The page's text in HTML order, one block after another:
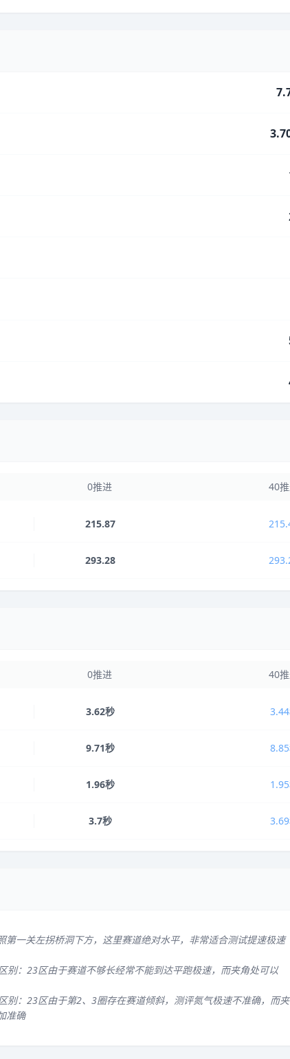
0推进 40
215.87
293.28
0推进 40
3.62秒
9.71秒
1.96秒
3.7秒
第一关左拐桥洞下方，这里赛道绝对水平，非常适合测试提速极速
别：23区由于赛道不够长经常不能到达平跑极速，而夹角处可以
别：23区由于第2、3圈存在赛道倾斜，测评氮气极速不准确，而夹
准确